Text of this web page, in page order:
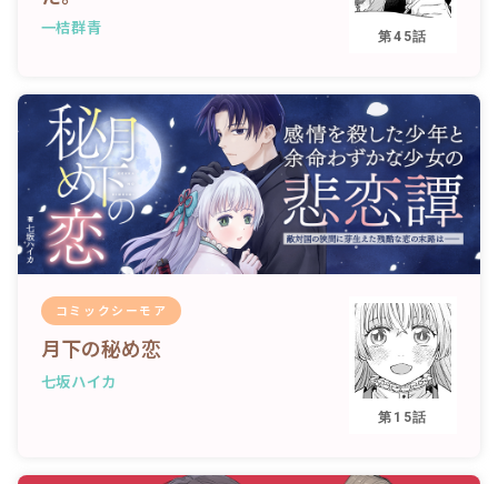
一桔群青 第45話
コミックシーモア
月下の秘め恋
七坂ハイカ
第15話